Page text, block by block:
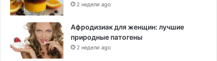
2 недели ago
Афродизиак для женщин: лучшие
природные патогены
2 недели ago